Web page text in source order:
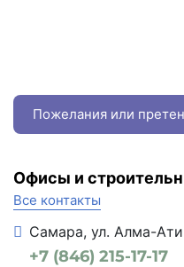
Пожелания или
Офисы и
Все контакты
Самара, ул. Алма-
+7 (846) 215-17-17